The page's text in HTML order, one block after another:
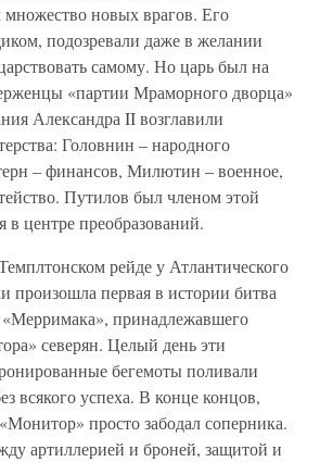
новых врагов. Его
подозревали даже в желании
самому. Но царь был на
«партии Мраморного дворца»
Александра II возглавили
Головнин – народного
– финансов, Милютин – военное,
Путилов был членом этой
в центре преобразований.
рейде у Атлантического
произошла первая в истории битва
«Мерримака», принадлежавшего
северян. Целый день эти
бегемоты поливали
всякого успеха. В конце концов,
просто забодал соперника.
артиллерией и броней, защитой и